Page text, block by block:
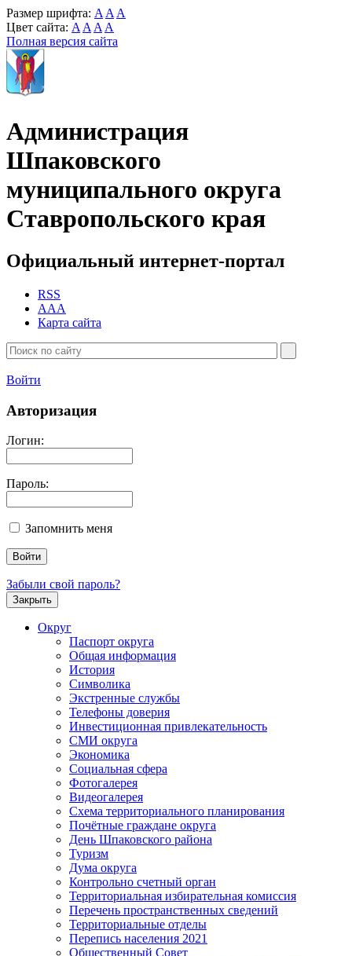
Размер шрифта: A A A
Цвет сайта: A A A A
Полная версия сайта
Администрация
Шпаковского
муниципального округа
Ставропольского края
Официальный интернет-портал
RSS
AAA
Карта сайта
Войти
Авторизация
Логин:
Пароль:
Запомнить меня
Забыли свой пароль?
Закрыть
Округ
Паспорт округа
Общая информация
История
Символика
Экстренные службы
Телефоны доверия
Инвестиционная привлекательность
СМИ округа
Экономика
Социальная сфера
Фотогалерея
Видеогалерея
Схема территориального планирования
Почётные граждане округа
День Шпаковского района
Туризм
Дума округа
Контрольно счетный орган
Территориальная избирательная комиссия
Перечень пространственных сведений
Территориальные отделы
Перепись населения 2021
Общественный Совет